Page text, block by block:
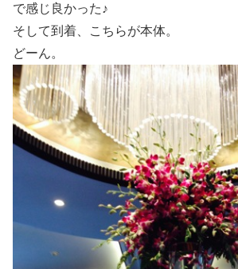
で感じ良かった♪
そして到着、こちらが本体。
どーん。